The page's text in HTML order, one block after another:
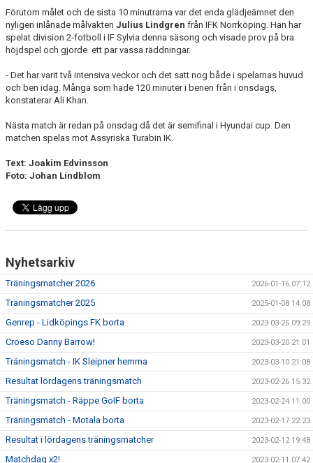
Förutom målet och de sista 10 minutrarna var det enda glädjeämnet den
nyligen inlånade målvakten Julius Lindgren från IFK Norrköping. Han har
spelat division 2-fotboll i IF Sylvia denna säsong och visade prov på bra
höjdspel och gjorde ett par vassa räddningar.
- Det har varit två intensiva veckor och det satt nog både i spelarnas huvud
och ben idag. Många som hade 120 minuter i benen från i onsdags,
konstaterar Ali Khan.
Nästa match är redan på onsdag då det är semifinal i Hyundai cup. Den
matchen spelas mot Assyriska Turabin IK.
Text: Joakim Edvinsson
Foto: Johan Lindblom
Nyhetsarkiv
Träningsmatcher 2026 2026-01-16 07:12
Träningsmatcher 2025 2025-01-08 14:08
Genrep - Lidköpings FK borta 2023-03-25 09:29
Croeso Danny Barrow! 2023-03-20 21:01
Träningsmatch - IK Sleipner hemma 2023-03-10 21:08
Resultat lördagens träningsmatch 2023-02-26 15:32
Träningsmatch - Räppe GoIF borta 2023-02-24 11:00
Träningsmatch - Motala borta 2023-02-17 22:23
Resultat i lördagens träningsmatcher 2023-02-12 19:48
Matchdag x2! 2023-02-11 07:42